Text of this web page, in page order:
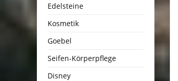
Edelsteine
Kosmetik
Goebel
Seifen-Körperpflege
Disney